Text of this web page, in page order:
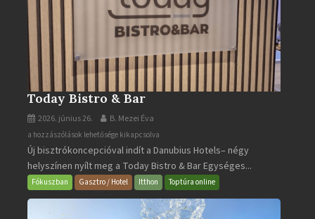
Today Bistro & Bar
2026. június 26. B. Mezei Éva
Today
Bistro
&
Bar
bejegyzéshez
a hozzászólások lehetősége kikapcsolva
Új bisztrókoncepcióval indít a Danubius Hotels– négy
helyszínen nyílt meg a Today Bistro & Bar Egységes...
Fókuszban Gasztro / Hotel Itthon Toptúra online